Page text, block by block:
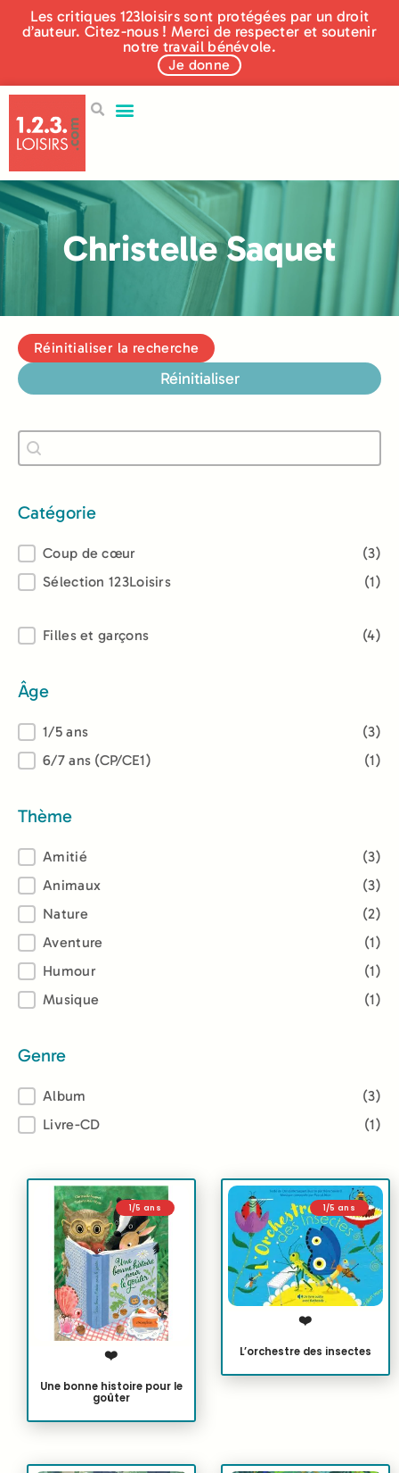
Les critiques 123loisirs sont protégées par un droit
d’auteur. Citez-nous ! Merci de respecter et soutenir
notre travail bénévole.
Je donne
Christelle Saquet
Réinitialiser la recherche
Réinitialiser
Recherche
Rechercher
Catégorie
Catégorie
Coup de cœur
(3)
Sélection 123Loisirs
(1)
Lectorat
Filles et garçons (4)
Âge
Âge1/5 ans
(3)
6/7 ans (CP/CE1)
(1)
Thème
Thème
Amitié
(3)
Animaux
(3)
Nature
(2)
Aventure
(1)
Humour
(1)
Musique
(1)
Genre
Genre
Album
(3)
Livre-CD
(1)
1/5 ans
❤️
Une bonne histoire pour le
goûter
1/5 ans
❤️
L’orchestre des insectes